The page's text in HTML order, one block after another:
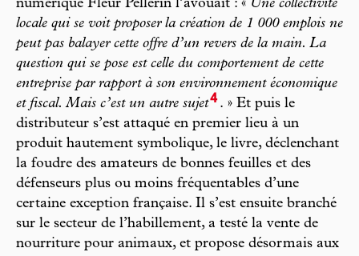
numérique Fleur Pellerin l’avouait : « Une collectivité
locale qui se voit proposer la création de 1 000 emplois ne
peut pas balayer cette offre d’un revers de la main. La
question qui se pose est celle du comportement de cette
entreprise par rapport à son environnement économique
et fiscal. Mais c’est un autre sujet4. » Et puis le
distributeur s’est attaqué en premier lieu à un
produit hautement symbolique, le livre, déclenchant
la foudre des amateurs de bonnes feuilles et des
défenseurs plus ou moins fréquentables d’une
certaine exception française. Il s’est ensuite branché
sur le secteur de l’habillement, a testé la vente de
nourriture pour animaux, et propose désormais aux